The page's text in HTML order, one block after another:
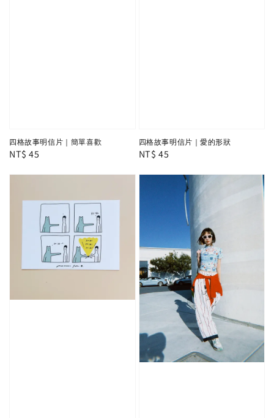
四格故事明信片｜簡單喜歡
Regular
NT$ 45
四格故事明信片｜愛的形狀
Regular
NT$ 45